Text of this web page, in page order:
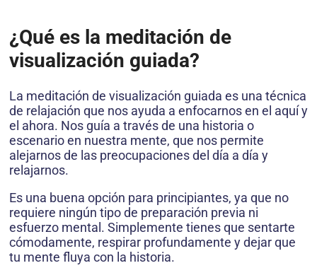
¿Qué es la meditación de
visualización guiada?
La meditación de visualización guiada es una técnica
de relajación que nos ayuda a enfocarnos en el aquí y
el ahora. Nos guía a través de una historia o
escenario en nuestra mente, que nos permite
alejarnos de las preocupaciones del día a día y
relajarnos.
Es una buena opción para principiantes, ya que no
requiere ningún tipo de preparación previa ni
esfuerzo mental. Simplemente tienes que sentarte
cómodamente, respirar profundamente y dejar que
tu mente fluya con la historia.